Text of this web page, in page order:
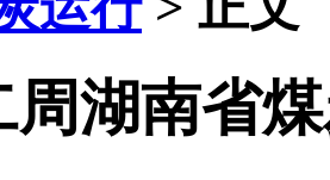
周湖南省